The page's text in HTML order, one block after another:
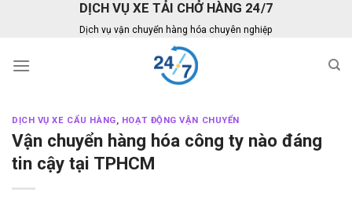
DỊCH VỤ XE TẢI CHỞ HÀNG 24/7
Dịch vụ vận chuyển hàng hóa chuyên nghiệp
DỊCH VỤ XE CẨU HÀNG, HOẠT ĐỘNG VẬN CHUYỂN
Vận chuyển hàng hóa công ty nào đáng
tin cậy tại TPHCM